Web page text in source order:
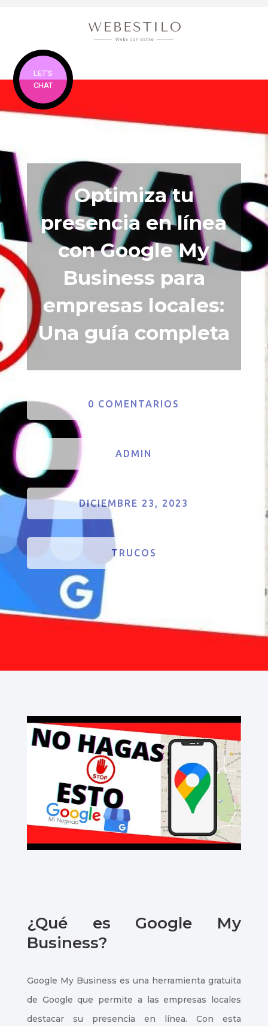
LET'S
CHAT
Optimiza tu
presencia en línea
con Google My
Business para
empresas locales:
Una guía completa
0 COMENTARIOS
ADMIN
DICIEMBRE 23, 2023
TRUCOS
¿Qué es Google My
Business?
Google My Business es una herramienta gratuita
de Google que permite a las empresas locales
destacar su presencia en línea. Con esta